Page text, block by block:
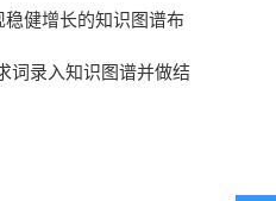
健增长的知识图谱布
词录入知识图谱并做结